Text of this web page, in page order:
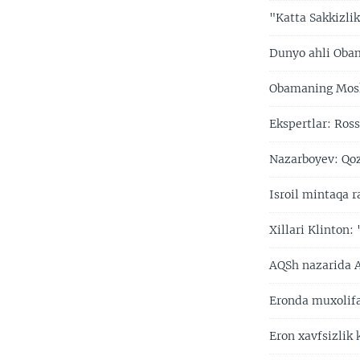
"Katta
Dunyo ahli
Obamaning
Ekspertlar:
Nazarboyev:
Isroil mintaqa
Xillari Klinton:
AQSh nazarida
Eronda
Eron xavfsizlik